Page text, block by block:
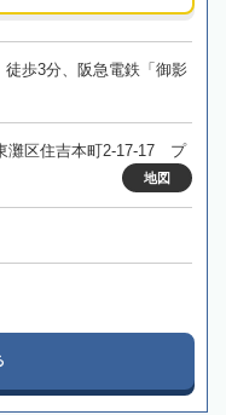
歩3分、阪急電鉄「御影
灘区住吉本町2-17-17 プ
地図